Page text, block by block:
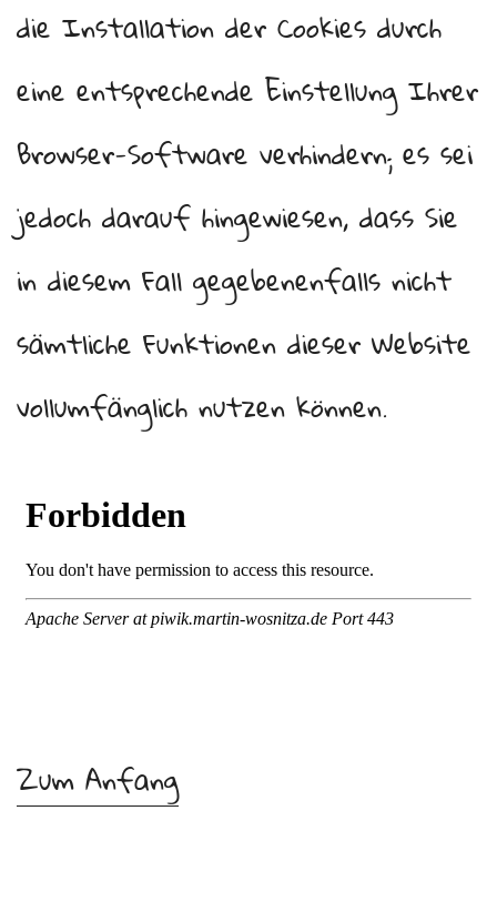
die Installation der Cookies durch
eine entsprechende Einstellung Ihrer
Browser-Software verhindern; es sei
jedoch darauf hingewiesen, dass Sie
in diesem Fall gegebenenfalls nicht
sämtliche Funktionen dieser Website
vollumfänglich nutzen können.
Zum Anfang